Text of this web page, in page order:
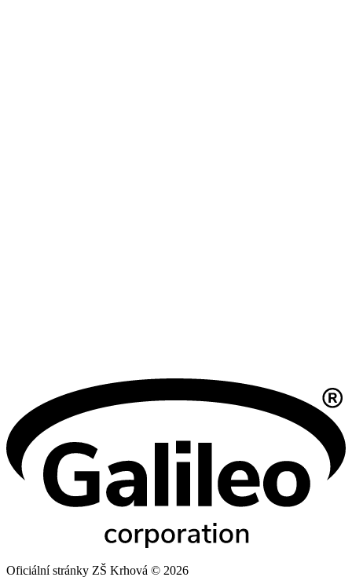
Oficiální stránky ZŠ Krhová © 2026